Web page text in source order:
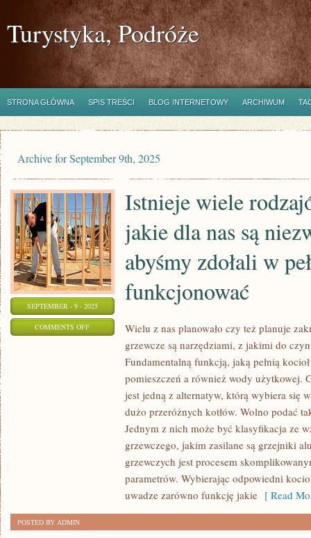
Turystyka, Podróże
STRONA GŁÓWNA SPIS TREŚCI BLOG INTERNETOWY ARCHIWUM
Archive for September 9th, 2025
SEPTEMBER - 9 - 2025
COMMENTS OFFON
RODZAJÓW
ZAMIATAREK,
NIEZWYKŁĄ
Istnieje wiele
jakie dla nas są
abyśmy zdołali w
funkcjonować
Wielu z nas planowało czy też planuje
grzewcze są narzędziami, z jakimi do
Fundamentalną funkcją, jaką pełnią
pomieszczeń a również wody użytkowej.
jest jedną z alternatyw, którą wybiera się
dużo przeróżnych kotłów. Wolno podać
Jednym z nich może być klasyfikacja ze
grzewczego, jakim zasilane są grzejniki
grzewczych jest procesem
parametrów. Wybierając odpowiedni
uwadze zarówno funkcję jakie [ Read
POSTED BY ADMIN